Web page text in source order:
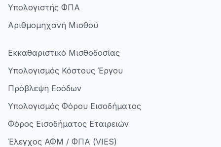
Υπολογιστής ΦΠΑ
Αριθμομηχανή Μισθού
Εκκαθαριστικό Μισθοδοσίας
Υπολογισμός Κόστους Έργου
Πρόβλεψη Εσόδων
Υπολογισμός Φόρου Εισοδήματος
Φόρος Εισοδήματος Εταιρειών
Έλεγχος ΑΦΜ / ΦΠΑ (VIES)